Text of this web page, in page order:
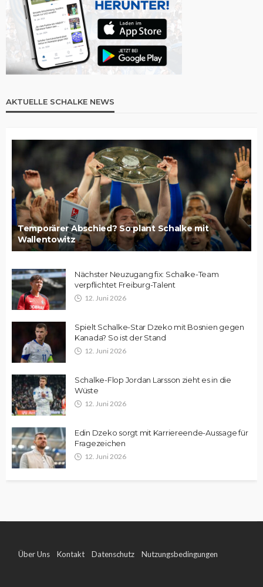
AKTUELLE SCHALKE NEWS
Temporärer Abschied? So plant Schalke mit
Wallentowitz
Nächster Neuzugang fix: Schalke-Team
verpflichtet Freiburg-Talent
12. Juni 2026
Spielt Schalke-Star Dzeko mit Bosnien gegen
Kanada? So ist der Stand
12. Juni 2026
Schalke-Flop Jordan Larsson zieht es in die
Wüste
12. Juni 2026
Edin Dzeko sorgt mit Karriereende-Aussage für
Fragezeichen
12. Juni 2026
Über Uns Kontakt Datenschutz Nutzungsbedingungen